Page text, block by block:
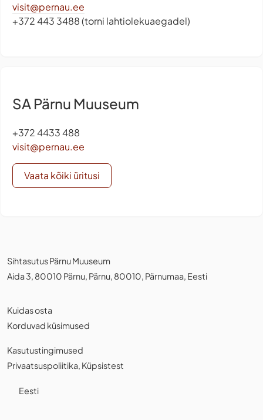
visit@pernau.ee
+372 443 3488 (torni lahtiolekuaegadel)
SA Pärnu Muuseum
+372 4433 488
visit@pernau.ee
Vaata kõiki üritusi
Sihtasutus Pärnu Muuseum
Aida 3, 80010 Pärnu, Pärnu, 80010, Pärnumaa, Eesti
Kuidas osta
Korduvad küsimused
Kasutustingimused
Privaatsuspoliitika, Küpsistest
Eesti